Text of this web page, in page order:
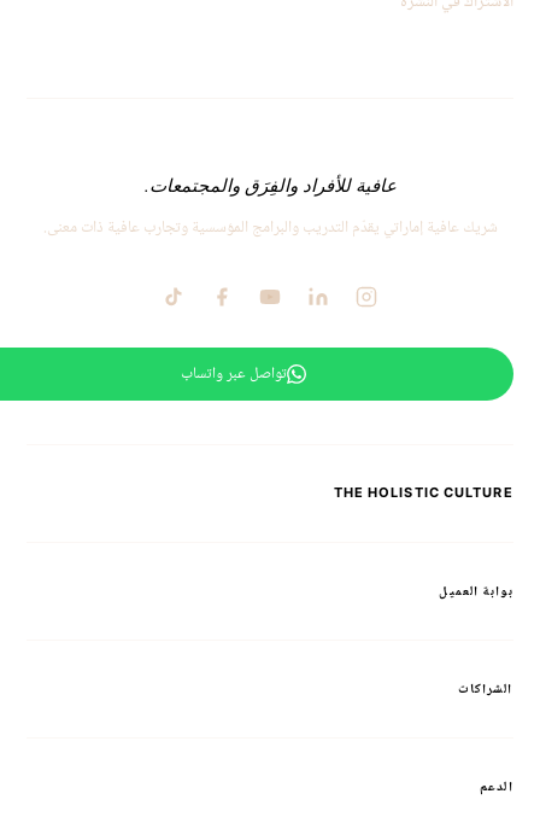
عافية للأفراد والفِرَق والمجتمعات.
شريك عافية إماراتي يقدّم التدريب والبرامج المؤسسية وتجارب عافية ذات معنى.
تواصل عبر واتساب
THE HOLISTIC CULTURE
بوابة العميل
الشراكات
الدعم